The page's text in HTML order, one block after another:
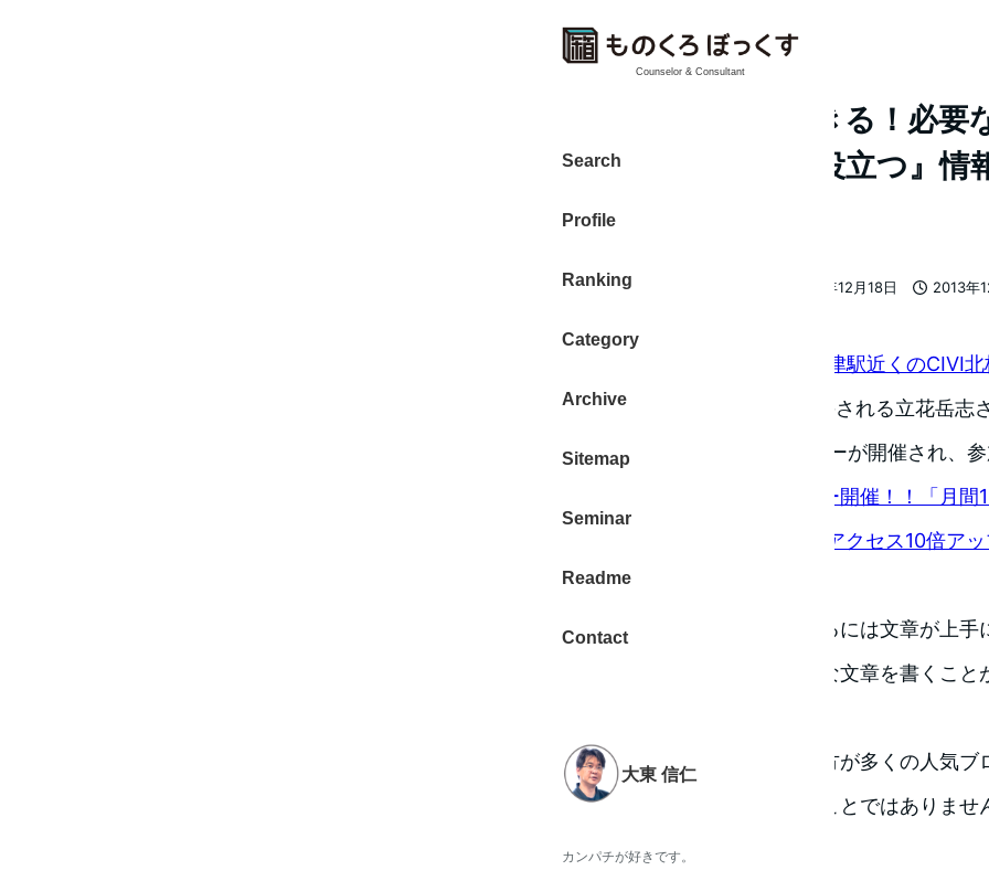
Counselor & Consultant
Search
Profile
Ranking
Category
Archive
Sitemap
Seminar
Readme
Contact
大東 信仁
カンパチが好きです。
誰でも情報発信できる！必
でなく『誠意ある役立つ』情
#nsl18
2013年12月18日
2013年
者
大東 信仁（ものくろ）
大阪 梅田・中津駅近くのCIVI
ブログ No Second Life を主宰される立花岳志
の秘密”をテーマにしたセミナーが開催され、
東京・大阪・福岡でセミナー開催！！「月
読まれ、引き寄せ、売れる！ アクセス10倍ア
座」！！ | No Second Life
ブログを書く・情報発信をするには文章が上手
と思われていませんか？上手な文章を書くこ
皆さんと同じサラリーマンの方が多くの人気ブ
す。記事を書くことは特別なことではありま
得意ではないですから。